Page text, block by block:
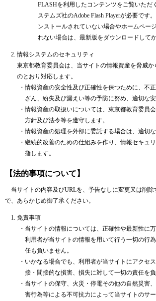
FLASHを利用したコンテンツをご覧いただ
ステムズ社のAdobe Flash Playerが必要です
ンストールされていない場合やホームペー
れない場合は、最新版をダウンロードして
情報システムのセキュリティ
東京都教育委員会は、当サイトの情報資産を脅威
のとおり対応します。
・情報資産の安全性及び正確性を保つために、不
ざん、紛失及び漏えい等の予防に努め、適切な安
・情報資産の取扱いについては、東京都教育委員
方針及び法令等を遵守します。
・情報資産の処理を外部に委託する場合は、適切な
・ 継続的改善のための仕組みを作り、情報セキュ
指します。
【法的事項について】
当サイトの内容及びURLを、予告なしに変更又は削除
で、あらかじめ御了承ください。
免責事項
・ 当サイトの情報については、正確性や最新性に万
利用者が当サイトの情報を用いて行う一切の行
任も負いません。
・ いかなる場合でも、利用者が当サイトにアクセ
接・間接的な損害、損失に対して一切の責任を負
・ 当サイトの保守、火災・停電その他の自然災害
害行為等による不可抗力によって当サイトのサ